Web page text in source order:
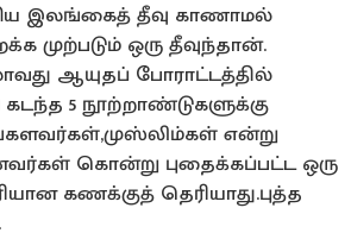
இலங்கைத் தீவு காணாமல்
முற்படும் ஒரு தீவுந்தான்.
ஆயுதப் போராட்டத்தில்
5 நூற்றாண்டுகளுக்கு
என்று
கொன்று புதைக்கப்பட்ட ஒரு
கணக்குத் தெரியாது.புத்த